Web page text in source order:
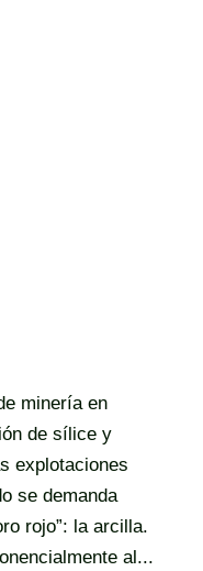
minería en
de sílice y
explotaciones
se demanda
rojo”: la arcilla.
al...